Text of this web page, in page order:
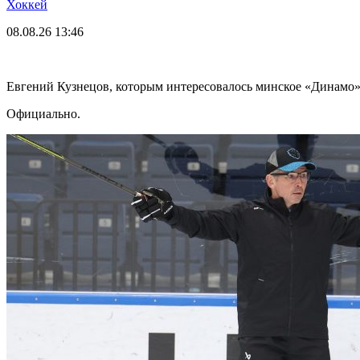
Хоккей
08.08.26 13:46
Евгений Кузнецов, которым интересовалось минское
Официально.